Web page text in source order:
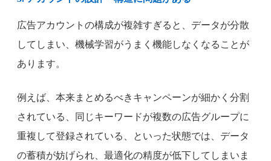
広告アカウントの構成が複雑すぎると、データが分散
してしまい、機械学習がうまく機能しなくなることが
あります。
例えば、本来まとめるべきキャンペーンが細かく分割
されている、同じキーワードが複数の広告グループに
重複して登録されている、といった状態では、データ
の蓄積が妨げられ、最適化の精度が低下してしまいま